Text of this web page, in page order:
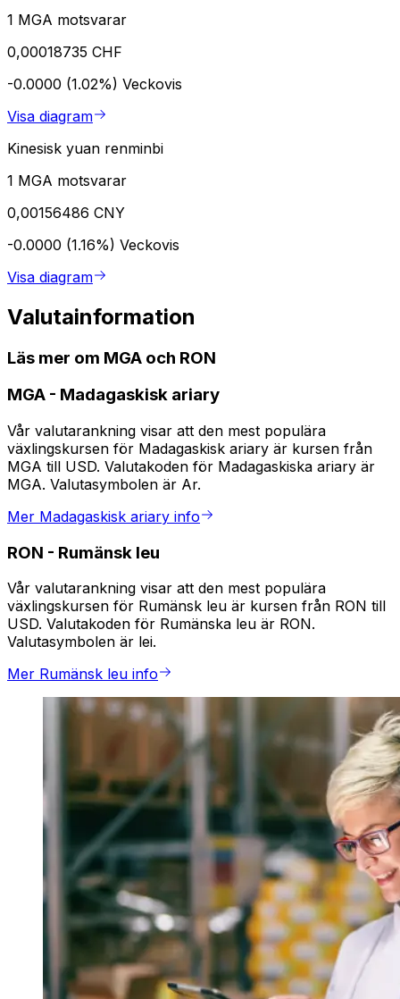
1 MGA motsvarar
0,00018735 CHF
-0.0000 (1.02%) Veckovis
Visa diagram
Kinesisk yuan renminbi
1 MGA motsvarar
0,00156486 CNY
-0.0000 (1.16%) Veckovis
Visa diagram
Valutainformation
Läs mer om MGA och RON
MGA - Madagaskisk ariary
Vår valutarankning visar att den mest populära
växlingskursen för Madagaskisk ariary är kursen från
MGA till USD. Valutakoden för Madagaskiska ariary är
MGA. Valutasymbolen är Ar.
Mer Madagaskisk ariary info
RON - Rumänsk leu
Vår valutarankning visar att den mest populära
växlingskursen för Rumänsk leu är kursen från RON till
USD. Valutakoden för Rumänska leu är RON.
Valutasymbolen är lei.
Mer Rumänsk leu info